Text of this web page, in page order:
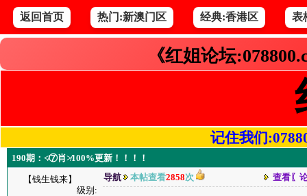
返回首页 热门:新澳门区 经典:香港区 表
《红姐论坛
记住我们
190期：≮⑦肖≯100%更新！！！！
【钱生钱来】
级别:
导航 本帖查看2858次 查看〖